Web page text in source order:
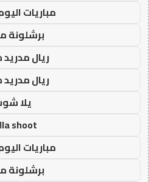
مباريات
برشلونة
ريال مدريد
ريال مدريد
يلا
shoot
مباريات
برشلونة